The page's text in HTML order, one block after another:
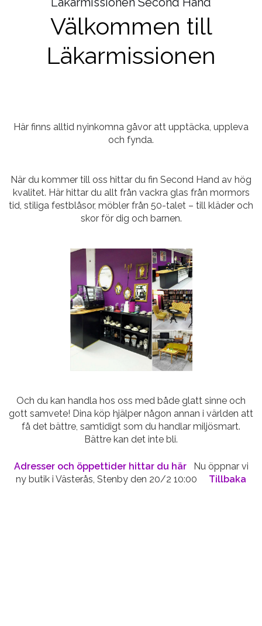
Välkommen till
Läkarmissionen
Här finns alltid nyinkomna gåvor att upptäcka, uppleva
och fynda.
När du kommer till oss hittar du fin Second Hand av hög
kvalitet. Här hittar du allt från vackra glas från mormors
tid, stiliga festblåsor, möbler från 50-talet – till kläder och
skor för dig och barnen.
Och du kan handla hos oss med både glatt sinne och
gott samvete! Dina köp hjälper någon annan i världen att
få det bättre, samtidigt som du handlar miljösmart.
Bättre kan det inte bli.
Adresser och öppettider hittar du här
Nu öppnar vi
ny butik i Västerås, Stenby den 20/2 10:00
Tillbaka